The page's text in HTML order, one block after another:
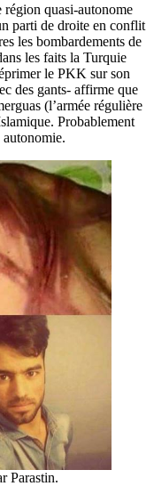
quasi-autonome
parti de droite en conflit
les bombardements de
les faits la Turquie
le PKK sur son
des gants- affirme que
(l’armée régulière
Probablement
autonomie.
Parastin.